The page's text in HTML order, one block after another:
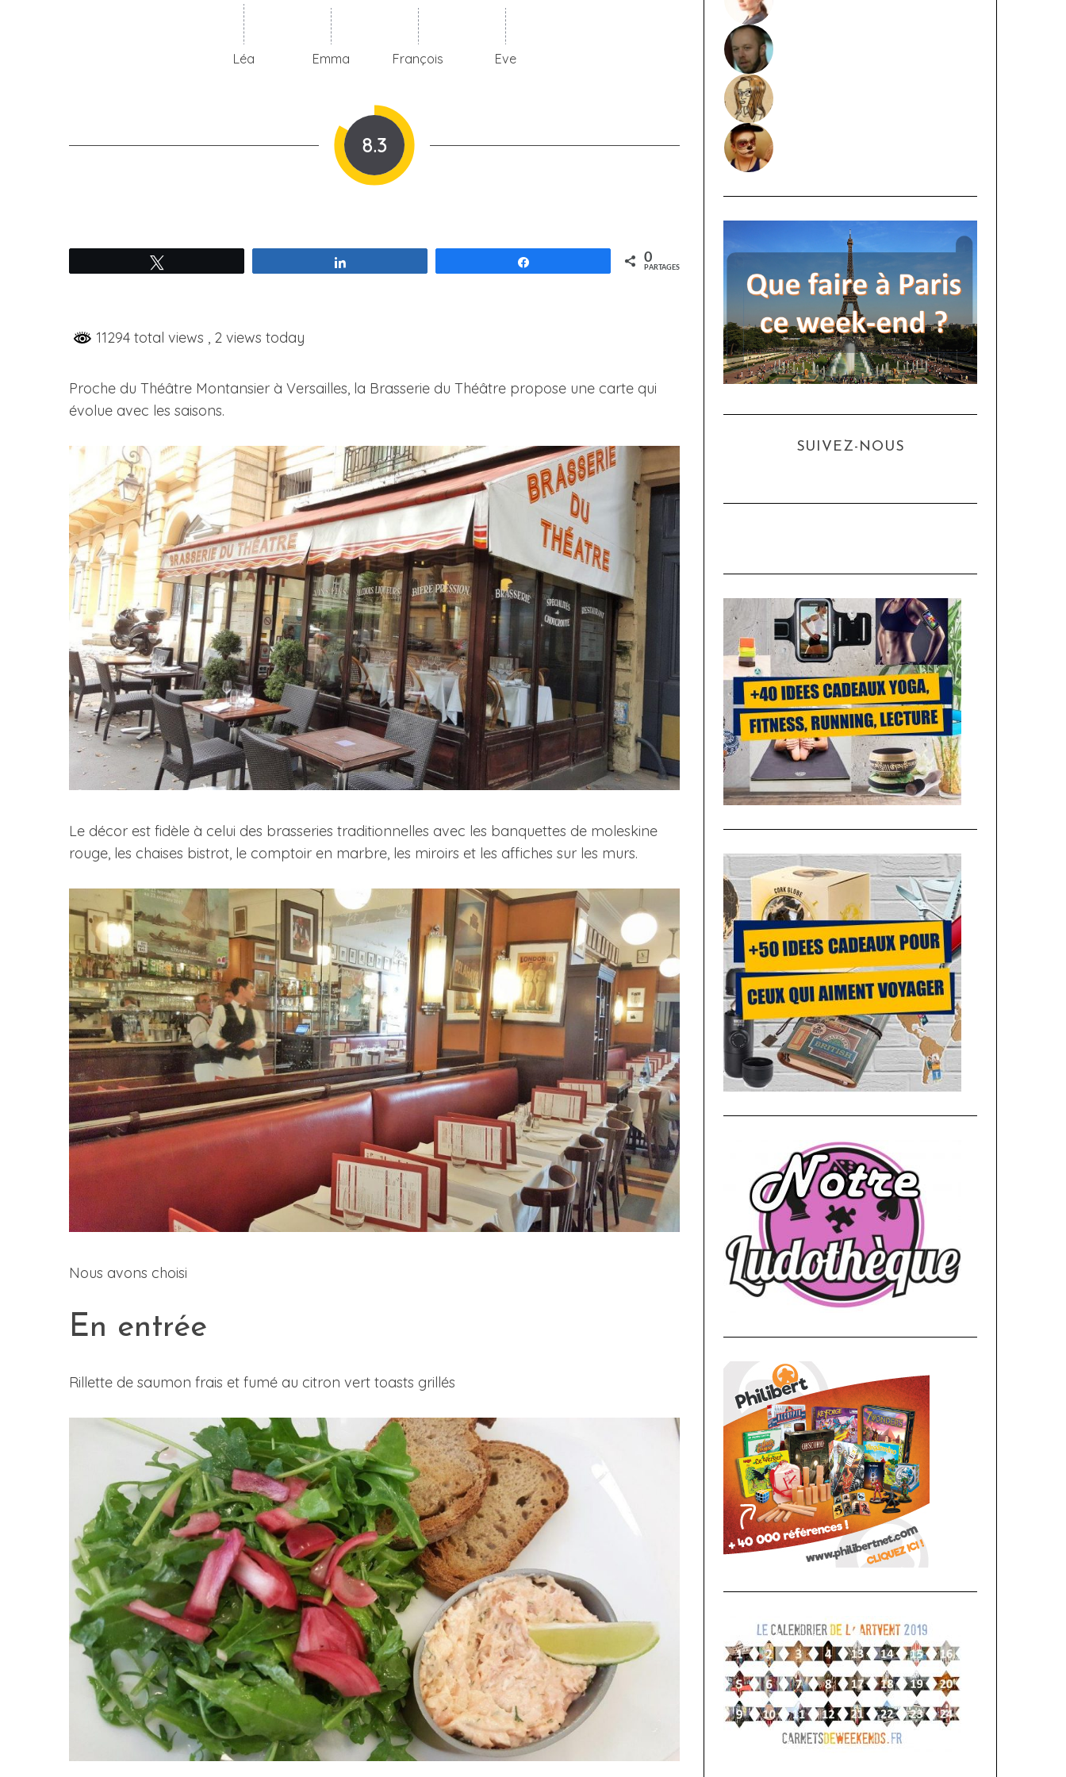
Léa Emma François Eve
8.3
0
PARTAGES
11294 total views , 2 views today
Proche du Théâtre Montansier à Versailles, la Brasserie du Théâtre propose une carte qui
évolue avec les saisons.
Le décor est fidèle à celui des brasseries traditionnelles avec les banquettes de moleskine
rouge, les chaises bistrot, le comptoir en marbre, les miroirs et les affiches sur les murs.
Nous avons choisi
En entrée
Rillette de saumon frais et fumé au citron vert toasts grillés
SUIVEZ-NOUS
e
a
r
c
h
f
o
r
: